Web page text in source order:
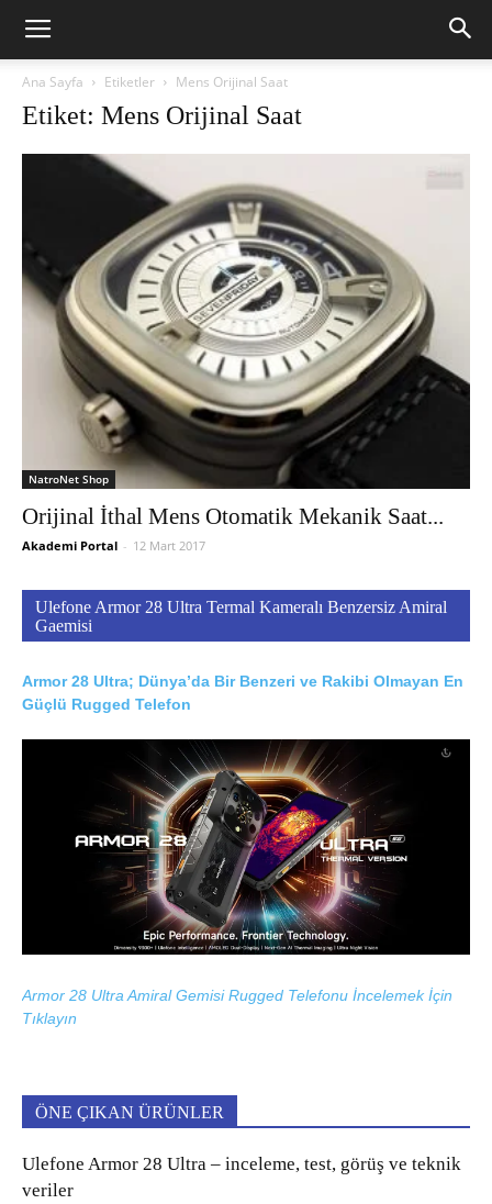
Ana Sayfa Etiketler Mens Orijinal Saat
Etiket: Mens Orijinal Saat
NatroNet Shop
Orijinal İthal Mens Otomatik Mekanik Saat...
Akademi Portal - 12 Mart 2017
Ulefone Armor 28 Ultra Termal Kameralı Benzersiz Amiral
Gaemisi
Armor 28 Ultra; Dünya’da Bir Benzeri ve Rakibi Olmayan En
Güçlü Rugged Telefon
Armor 28 Ultra Amiral Gemisi Rugged Telefonu İncelemek İçin
Tıklayın
ÖNE ÇIKAN ÜRÜNLER
Ulefone Armor 28 Ultra – inceleme, test, görüş ve teknik
veriler